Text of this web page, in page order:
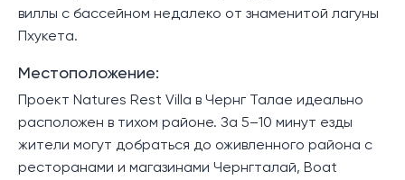
виллы с бассейном недалеко от знаменитой лагуны
Пхукета.
Местоположение:
Проект Natures Rest Villa в Чернг Талае идеально
расположен в тихом районе. За 5–10 минут езды
жители могут добраться до оживленного района с
ресторанами и магазинами Чернгталай, Boat